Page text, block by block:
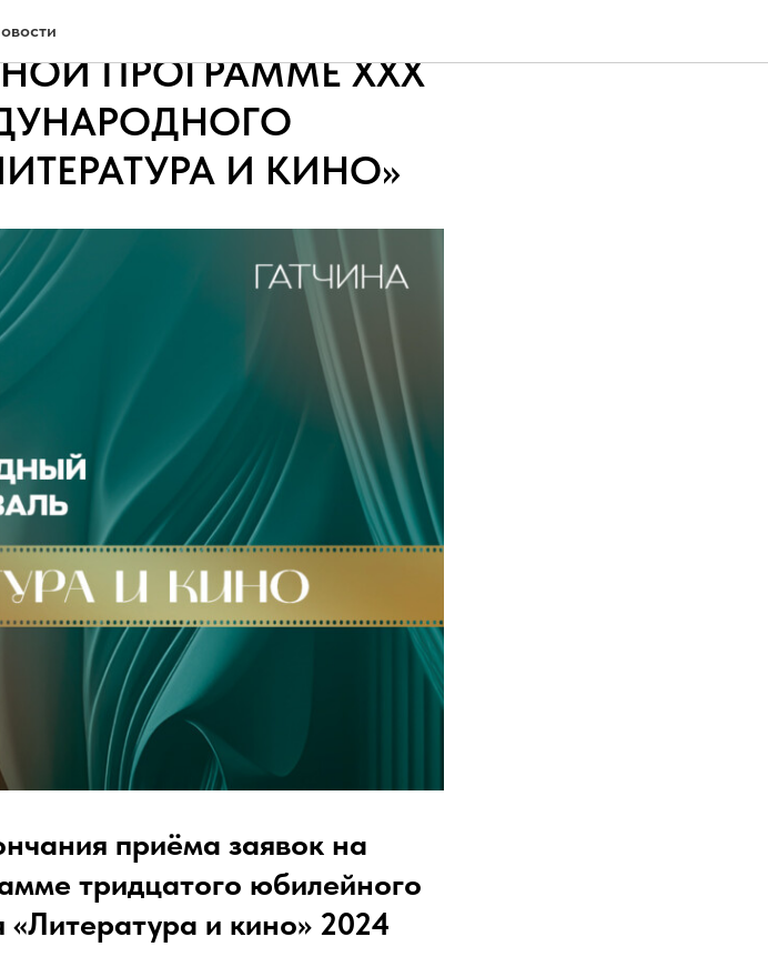
ЗАЯВОК НА
ПРОГРАММЕ XХX
И КИНО»
приёма заявок на
тридцатого юбилейного
и кино» 2024